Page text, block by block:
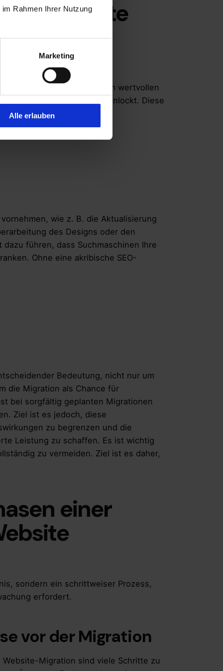
Rahmen Ihrer Nutzung
Marketing
Alle erlauben
Website
auf und wird zu einem wertvollen
wie Google und Bing anlockt. Diese
wie z. B. die Aktualisierung
des Designs oder den
führen, dass Suchmaschinen Ihre
Ohne eine akribische SEO-
Bedeutung, nicht nur um
die Migration als Chance für
bei sorgfältig geplanten Migrationen
Ziel ist es jedoch, diese
zu begrenzen und die
Leistung zu schaffen. Es ist wichtig
zu vermeiden. Ziel ist es daher,
einer
sondern ein schrittweiser Prozess,
erfordert.
vor der Migration
Migration sind viele Schritte zu